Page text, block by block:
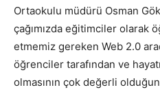
Ortaokulu müdürü Osman
çağımızda eğitimciler olarak
etmemiz gereken Web 2.0
öğrenciler tarafından ve
olmasının çok değerli